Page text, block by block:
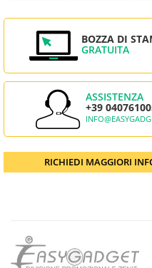
BOZZA DI
GRATUITA
ASSISTENZA
+39
RICHIEDI MAGGIORI